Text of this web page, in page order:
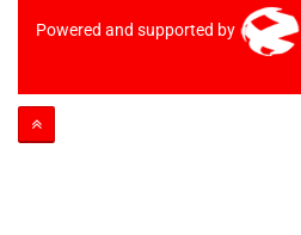
Powered and supported by